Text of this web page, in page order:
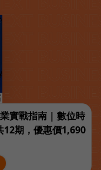
實戰指南 | 數位時
12期，優惠價1,690